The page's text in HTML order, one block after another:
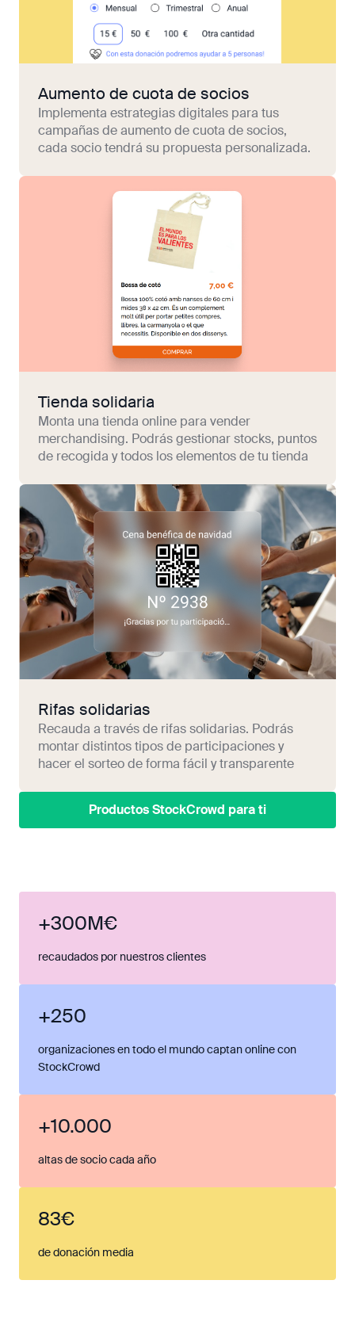
Aumento de cuota de socios
Implementa estrategias digitales para tus
campañas de aumento de cuota de socios,
cada socio tendrá su propuesta personalizada.
Tienda solidaria
Monta una tienda online para vender
merchandising. Podrás gestionar stocks, puntos
de recogida y todos los elementos de tu tienda
Rifas solidarias
Recauda a través de rifas solidarias. Podrás
montar distintos tipos de participaciones y
hacer el sorteo de forma fácil y transparente
Productos StockCrowd para ti
+300M€
recaudados por nuestros clientes
+250
organizaciones en todo el mundo captan online con
StockCrowd
+10.000
altas de socio cada año
83€
de donación media